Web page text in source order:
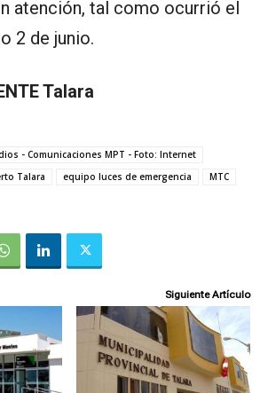
atención, tal como ocurrió el
2 de junio.
Talara
- Comunicaciones MPT - Foto: Internet
Talara equipo luces de emergencia
MTC
Siguiente Artículo